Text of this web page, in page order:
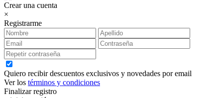
Crear una cuenta
×
Registrarme
Quiero recibir descuentos exclusivos y novedades por email
Ver los términos y condiciones
Finalizar registro